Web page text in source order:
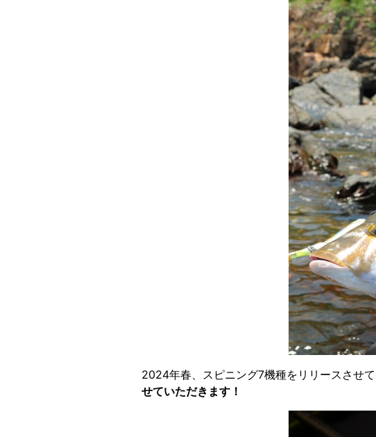
2024年春、スピニング7機種をリリースさせ
せていただきます！